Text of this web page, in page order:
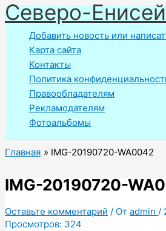
Перейти
к
содержимому
Северо-
Добавить новость или
Карта сайта
Контакты
Политика
Правообладателям
Рекламодателям
Фотоальбомы
Главная IMG-20190720-WA0042
IMG-20190720-
Оставьте комментарий / От admin /
Просмотров: 324